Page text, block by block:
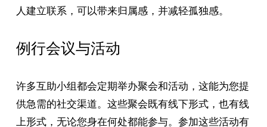
人建立联系，可以带来归属感，并减轻孤独感。
例行会议与活动
许多互助小组都会定期举办聚会和活动，这能为您提
供急需的社交渠道。这些聚会既有线下形式，也有线
上形式，无论您身在何处都能参与。参加这些活动有